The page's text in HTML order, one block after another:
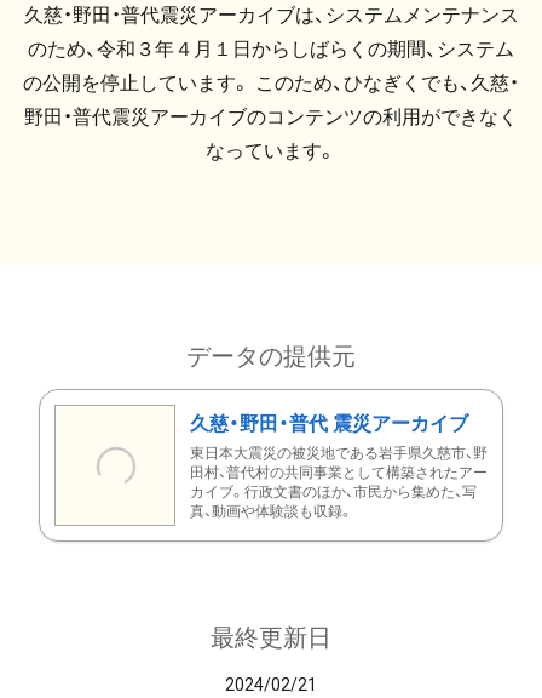
久慈・野田・普代震災アーカイブは、システムメンテナンス
のため、令和３年４月１日からしばらくの期間、システム
の公開を停止しています。 このため、ひなぎくでも、久慈・
野田・普代震災アーカイブのコンテンツの利用ができなく
なっています。
データの提供元
久慈・野田・普代 震災アーカイブ
東日本大震災の被災地である岩手県久慈市、野
田村、普代村の共同事業として構築されたアー
カイブ。行政文書のほか、市民から集めた、写
真、動画や体験談も収録。
最終更新日
2024/02/21